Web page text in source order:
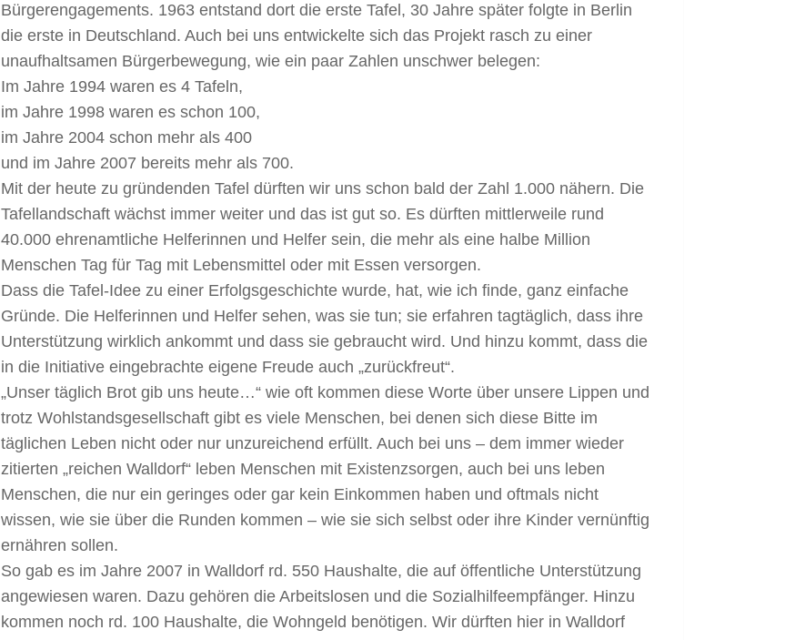
Bürgerengagements. 1963 entstand dort die erste Tafel, 30 Jahre später folgte in Berlin
die erste in Deutschland. Auch bei uns entwickelte sich das Projekt rasch zu einer
unaufhaltsamen Bürgerbewegung, wie ein paar Zahlen unschwer belegen:
Im Jahre 1994 waren es 4 Tafeln,
im Jahre 1998 waren es schon 100,
im Jahre 2004 schon mehr als 400
und im Jahre 2007 bereits mehr als 700.
Mit der heute zu gründenden Tafel dürften wir uns schon bald der Zahl 1.000 nähern. Die
Tafellandschaft wächst immer weiter und das ist gut so. Es dürften mittlerweile rund
40.000 ehrenamtliche Helferinnen und Helfer sein, die mehr als eine halbe Million
Menschen Tag für Tag mit Lebensmittel oder mit Essen versorgen.
Dass die Tafel-Idee zu einer Erfolgsgeschichte wurde, hat, wie ich finde, ganz einfache
Gründe. Die Helferinnen und Helfer sehen, was sie tun; sie erfahren tagtäglich, dass ihre
Unterstützung wirklich ankommt und dass sie gebraucht wird. Und hinzu kommt, dass die
in die Initiative eingebrachte eigene Freude auch „zurückfreut“.
„Unser täglich Brot gib uns heute…“ wie oft kommen diese Worte über unsere Lippen und
trotz Wohlstandsgesellschaft gibt es viele Menschen, bei denen sich diese Bitte im
täglichen Leben nicht oder nur unzureichend erfüllt. Auch bei uns – dem immer wieder
zitierten „reichen Walldorf“ leben Menschen mit Existenzsorgen, auch bei uns leben
Menschen, die nur ein geringes oder gar kein Einkommen haben und oftmals nicht
wissen, wie sie über die Runden kommen – wie sie sich selbst oder ihre Kinder vernünftig
ernähren sollen.
So gab es im Jahre 2007 in Walldorf rd. 550 Haushalte, die auf öffentliche Unterstützung
angewiesen waren. Dazu gehören die Arbeitslosen und die Sozialhilfeempfänger. Hinzu
kommen noch rd. 100 Haushalte, die Wohngeld benötigen. Wir dürften hier in Walldorf